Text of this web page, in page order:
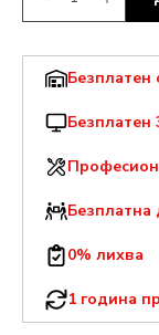
Безплатен
Безплатен
Безплатна
0% лихва
1 година